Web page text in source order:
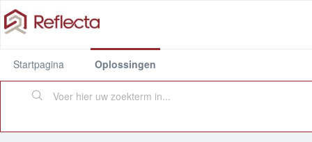
Startpagina Oplossingen